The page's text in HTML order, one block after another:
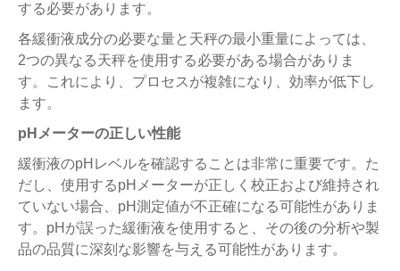
する必要があります。
各緩衝液成分の必要な量と天秤の最小重量によっては、
2つの異なる天秤を使用する必要がある場合がありま
す。これにより、プロセスが複雑になり、効率が低下し
ます。
pHメーターの正しい性能
緩衝液のpHレベルを確認することは非常に重要です。た
だし、使用するpHメーターが正しく校正および維持され
ていない場合、pH測定値が不正確になる可能性がありま
す。pHが誤った緩衝液を使用すると、その後の分析や製
品の品質に深刻な影響を与える可能性があります。